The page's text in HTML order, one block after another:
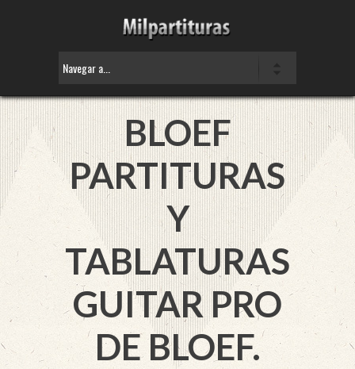
BLOEF
PARTITURAS
Y
TABLATURAS
GUITAR PRO
DE BLOEF.